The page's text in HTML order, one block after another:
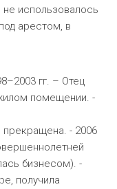
использовалось
арестом, в
гг. – Отец
помещении. -
прекращена. - 2006
бизнесом). -
получила